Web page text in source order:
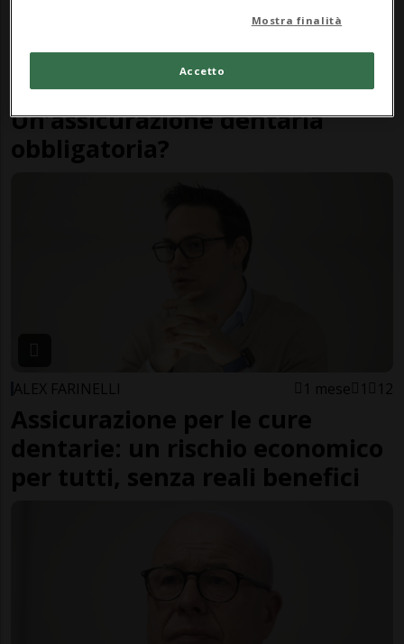
DIDIER GABERELL 1 mese 1
Un’assicurazione dentaria
obbligatoria?
ALEX FARINELLI 1 mese 1 12
Assicurazione per le cure
dentarie: un rischio economico
per tutti, senza reali benefici
Mostra finalità
Accetto